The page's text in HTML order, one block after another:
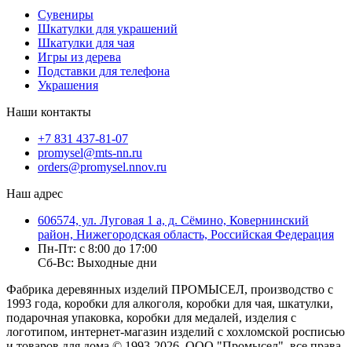
Сувениры
Шкатулки для украшений
Шкатулки для чая
Игры из дерева
Подставки для телефона
Украшения
Наши контакты
+7 831 437-81-07
promysel@mts-nn.ru
orders@promysel.nnov.ru
Наш адрес
606574, ул. Луговая 1 а, д. Сёмино, Ковернинский
район, Нижегородская область, Российская Федерация
Пн-Пт: с 8:00 до 17:00
Сб-Вс: Выходные дни
Фабрика деревянных изделий ПРОМЫСЕЛ, производство с
1993 года, коробки для алкоголя, коробки для чая, шкатулки,
подарочная упаковка, коробки для медалей, изделия с
логотипом, интернет-магазин изделий с хохломской росписью